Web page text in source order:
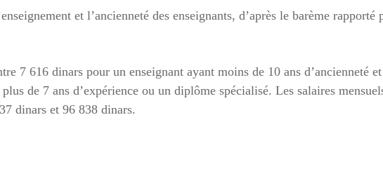
et l’ancienneté des enseignants, d’après le barème rapporté
7 616 dinars pour un enseignant ayant moins de 10 ans d’ancienneté
de 7 ans d’expérience ou un diplôme spécialisé. Les salaires
dinars et 96 838 dinars.